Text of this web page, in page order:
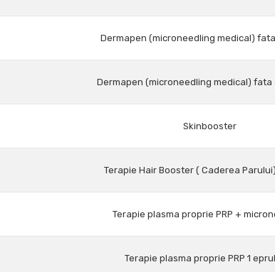
Dermapen (microneedling medical)
Dermapen (microneedling medical) fata
Skinbooster
Terapie Hair Booster ( Caderea
Terapie plasma proprie PRP +
Terapie plasma proprie PRP 1